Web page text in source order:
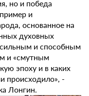
но и победа
и
основанное на
духовных
сильным и способным
и «смутным
эпоху и в каких
происходило», -
Лонгин.